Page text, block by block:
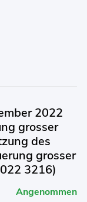
neuen Fenster
2022
grosser
des
grosser
3216)
Angenommen